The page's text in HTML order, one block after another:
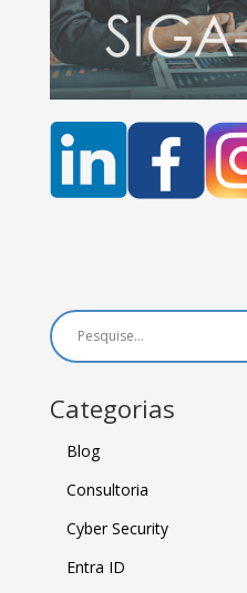
Categorias
Blog
Consultoria
Cyber Security
Entra ID